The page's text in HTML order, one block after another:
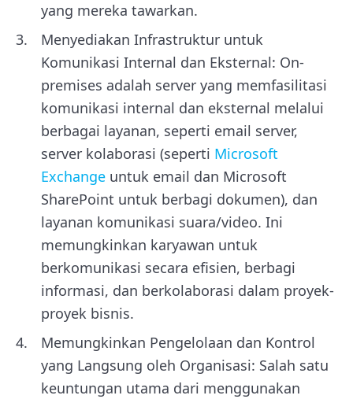
yang mereka tawarkan.
Menyediakan Infrastruktur untuk
Komunikasi Internal dan Eksternal: On-
premises adalah server yang memfasilitasi
komunikasi internal dan eksternal melalui
berbagai layanan, seperti email server,
server kolaborasi (seperti Microsoft
Exchange untuk email dan Microsoft
SharePoint untuk berbagi dokumen), dan
layanan komunikasi suara/video. Ini
memungkinkan karyawan untuk
berkomunikasi secara efisien, berbagi
informasi, dan berkolaborasi dalam proyek-
proyek bisnis.
Memungkinkan Pengelolaan dan Kontrol
yang Langsung oleh Organisasi: Salah satu
keuntungan utama dari menggunakan